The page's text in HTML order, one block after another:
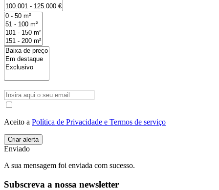
Aceito a Política de Privacidade e Termos de serviço
Enviado
A sua mensagem foi enviada com sucesso.
Subscreva a nossa newsletter